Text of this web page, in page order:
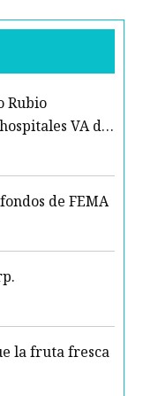
Rubio
VA de
de FEMA
la fruta fresca